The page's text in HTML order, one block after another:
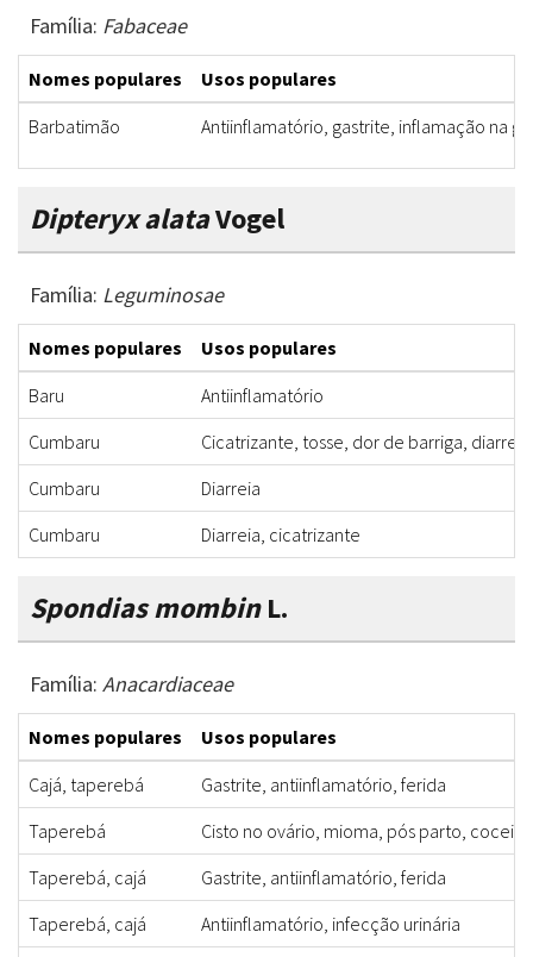
Família: Fabaceae
Nomes populares
Usos populares
Barbatimão
Antiinflamatório, gastrite, inflamação na
Dipteryx alataVogel
Família: Leguminosae
Nomes populares
Usos populares
Baru
Antiinflamatório
Cumbaru
Cicatrizante, tosse, dor de barriga, diarreia
Cumbaru
Diarreia
Cumbaru
Diarreia, cicatrizante
Spondias mombinL.
Família: Anacardiaceae
Nomes populares
Usos populares
Cajá, taperebá
Gastrite, antiinflamatório, ferida
Taperebá
Cisto no ovário, mioma, pós parto,
Taperebá, cajá
Gastrite, antiinflamatório, ferida
Taperebá, cajá
Antiinflamatório, infecção urinária